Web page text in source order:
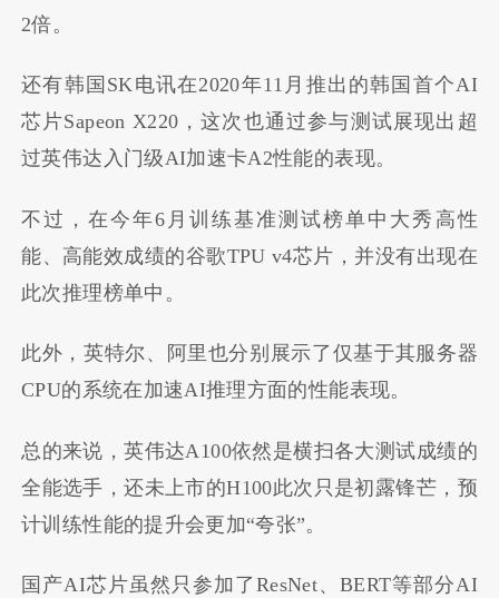
2倍。
还有韩国SK电讯在2020年11月推出的韩国首个AI
芯片Sapeon X220，这次也通过参与测试展现出超
过英伟达入门级AI加速卡A2性能的表现。
不过，在今年6月训练基准测试榜单中大秀高性
能、高能效成绩的谷歌TPU v4芯片，并没有出现在
此次推理榜单中。
此外，英特尔、阿里也分别展示了仅基于其服务器
CPU的系统在加速AI推理方面的性能表现。
总的来说，英伟达A100依然是横扫各大测试成绩的
全能选手，还未上市的H100此次只是初露锋芒，预
计训练性能的提升会更加“夸张”。
国产AI芯片虽然只参加了ResNet、BERT等部分AI